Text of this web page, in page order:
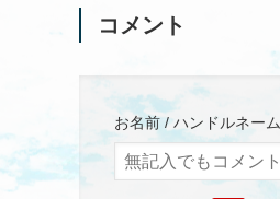
コメント
お名前 / ハンドルネーム